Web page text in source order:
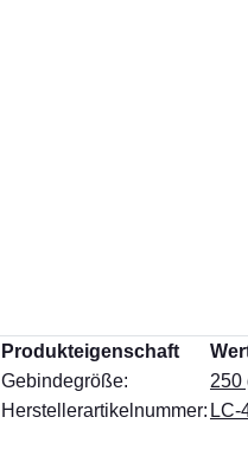
Produkteigenschaft
Gebindegröße:
250
Herstellerartikelnummer: LC-